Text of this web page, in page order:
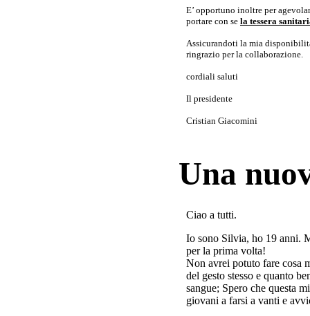
E’ opportuno inoltre per
portare con se la tessera
Assicurandoti la mia
ringrazio per la collaborazione.
cordiali saluti
Il presidente
Cristian Giacomini
Una
Ciao a tutti.
Io sono Silvia, ho 19 anni.
per la prima volta!
Non avrei potuto fare cosa
del gesto stesso e quanto
sangue; Spero che questa
giovani a farsi a vanti e